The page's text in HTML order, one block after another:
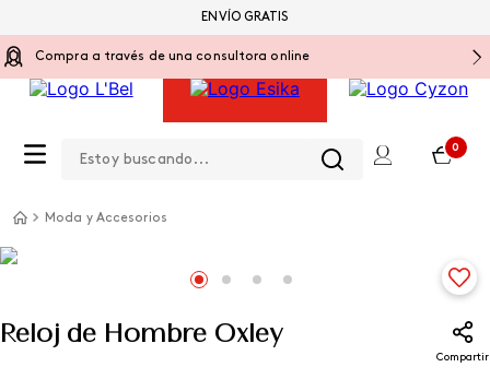
Compra a través de una consultora online
0
ENVÍO GRATIS
Moda y Accesorios
Reloj de Hombre Oxley
Compartir